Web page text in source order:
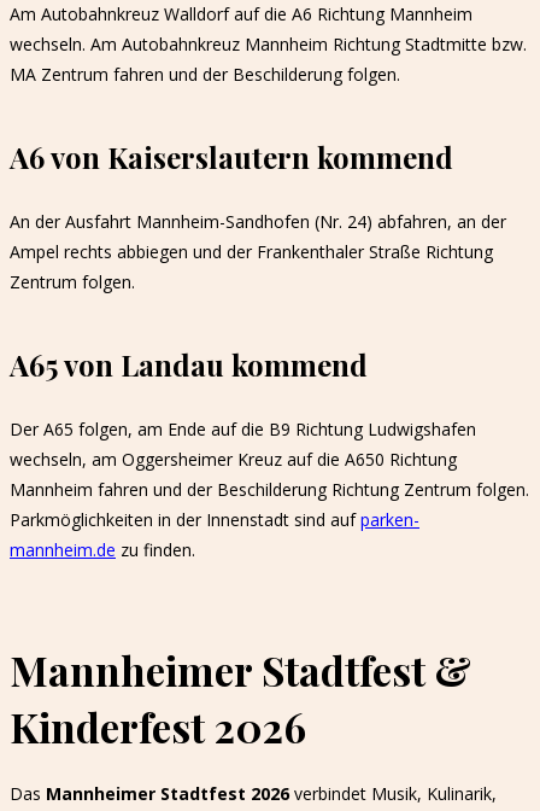
Am Autobahnkreuz Walldorf auf die A6 Richtung Mannheim
wechseln. Am Autobahnkreuz Mannheim Richtung Stadtmitte bzw.
MA Zentrum fahren und der Beschilderung folgen.
A6 von Kaiserslautern kommend
An der Ausfahrt Mannheim-Sandhofen (Nr. 24) abfahren, an der
Ampel rechts abbiegen und der Frankenthaler Straße Richtung
Zentrum folgen.
A65 von Landau kommend
Der A65 folgen, am Ende auf die B9 Richtung Ludwigshafen
wechseln, am Oggersheimer Kreuz auf die A650 Richtung
Mannheim fahren und der Beschilderung Richtung Zentrum folgen.
Parkmöglichkeiten in der Innenstadt sind aufparken-
mannheim.de zu finden.
Mannheimer Stadtfest &
Kinderfest 2026
Das Mannheimer Stadtfest 2026verbindet Musik, Kulinarik,